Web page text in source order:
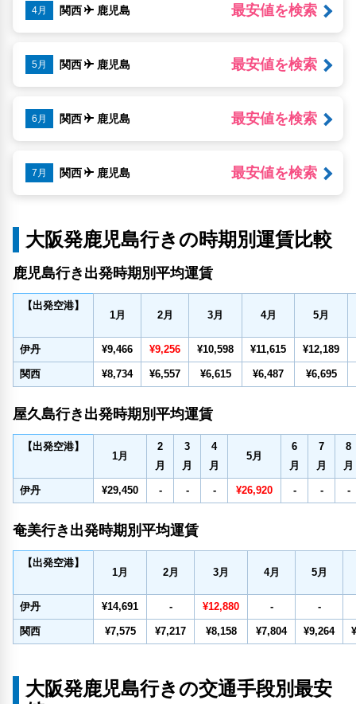
4月 関西 鹿児島 最安値を検索
5月 関西 鹿児島 最安値を検索
6月 関西 鹿児島 最安値を検索
7月 関西 鹿児島 最安値を検索
大阪発鹿児島行きの時期別運賃比較
鹿児島行き出発時期別平均運賃
【出発空港】
1月 2月 3月 4月 5月
伊丹 ¥9,466 ¥9,256 ¥10,598 ¥11,615 ¥12,189
関西 ¥8,734 ¥6,557 ¥6,615 ¥6,487 ¥6,695
屋久島行き出発時期別平均運賃
【出発空港】
1月
2
月
3
月
4
月
5月
6
月
7
月
8
月
伊丹 ¥29,450 - - - ¥26,920 - - -
奄美行き出発時期別平均運賃
【出発空港】
1月 2月 3月 4月 5月
伊丹 ¥14,691 - ¥12,880 - -
関西 ¥7,575 ¥7,217 ¥8,158 ¥7,804 ¥9,264
大阪発鹿児島行きの交通手段別最安